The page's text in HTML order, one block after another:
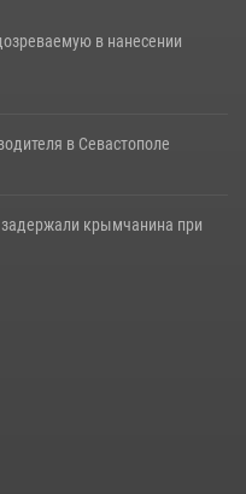
в нанесении
в Севастополе
крымчанина при